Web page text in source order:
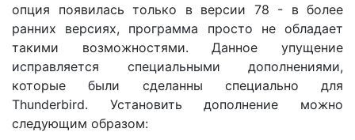
опция появилась только в версии 78 - в более
ранних версиях, программа просто не обладает
такими возможностями. Данное упущение
исправляется специальными дополнениями,
которые были сделанны специально для
Thunderbird. Установить дополнение можно
следующим образом: